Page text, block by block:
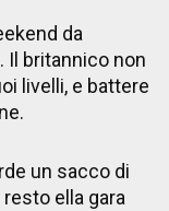
da
Il britannico non
livelli, e battere
un sacco di
ella gara